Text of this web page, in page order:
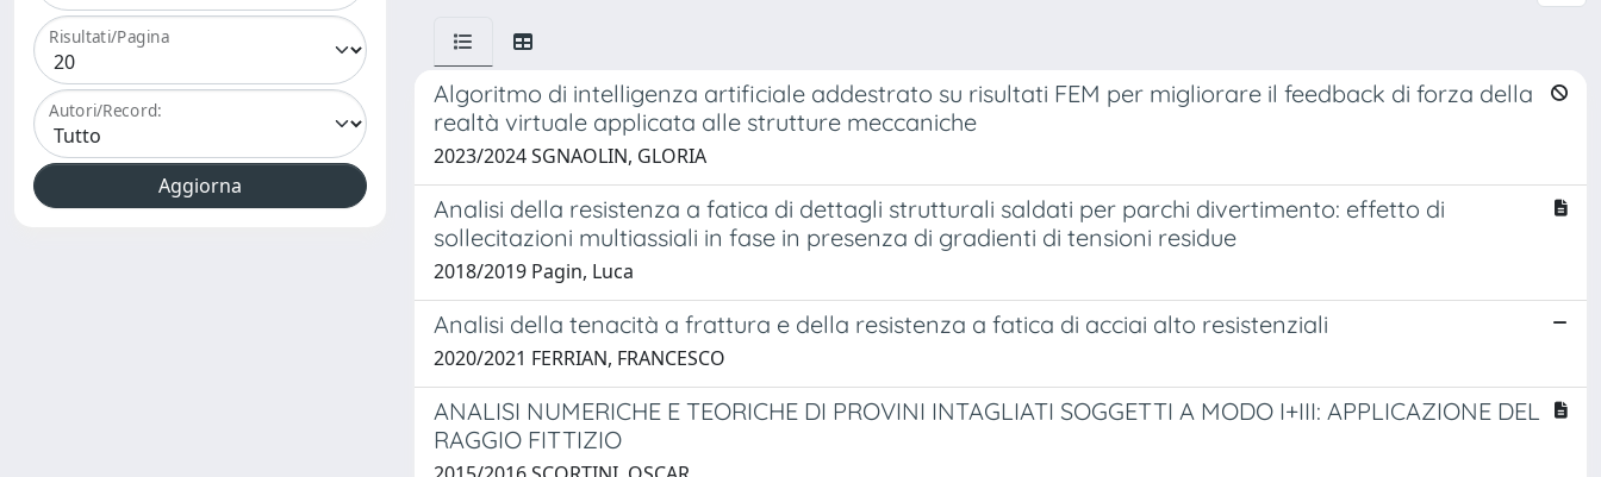
Risultati/Pagina
Autori/Record:
Algoritmo di intelligenza artificiale addestrato su risultati FEM per migliorare il feedback di forza della
realtà virtuale applicata alle strutture meccaniche
2023/2024 SGNAOLIN, GLORIA
Analisi della resistenza a fatica di dettagli strutturali saldati per parchi divertimento: effetto di
sollecitazioni multiassiali in fase in presenza di gradienti di tensioni residue
2018/2019 Pagin, Luca
Analisi della tenacità a frattura e della resistenza a fatica di acciai alto resistenziali
2020/2021 FERRIAN, FRANCESCO
ANALISI NUMERICHE E TEORICHE DI PROVINI INTAGLIATI SOGGETTI A MODO I+III: APPLICAZIONE DEL
RAGGIO FITTIZIO